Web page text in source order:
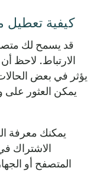
كيفية تعطيل
قد يسمح لك
الارتباط. لاحظ
يؤثر في بعض
يمكن العثور على
يمكنك معرفة
الاشتراك
المتصفح أو